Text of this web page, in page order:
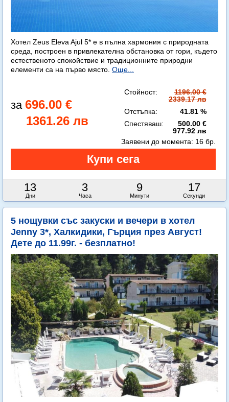
Хотел Zeus Eleva Ajul 5* е в пълна хармония с природната
среда, построен в привлекателна обстановка от гори, където
естественото спокойствие и традиционните природни
елементи са на първо място. Още...
696.00 €
1361.26 лв
Стойност:
1196.00 €
2339.17 лв
Отстъпка:
41.81 %
Спестяваш:
500.00 €
977.92 лв
13
Дни
3
Часа
9
Минути
14
Секунди
Заявени до момента: 16 бр.
5 нощувки със закуски и вечери в хотел
Jenny 3*, Халкидики, Гърция през Август!
Дете до 11.99г. - безплатно!